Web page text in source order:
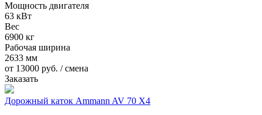
Мощность двигателя
63 кВт
Вес
6900 кг
Рабочая ширина
2633 мм
от 13000 руб. / смена
Заказать
Дорожный каток Ammann AV 70 X4